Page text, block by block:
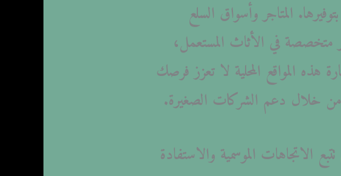
المتاجر وأسواق السلع
متخصصة في الأثاث المستعمل،
هذه المواقع المحلية لا تعزز فرصك
من خلال دعم الشركات الصغيرة.
تتبع الاتجاهات الموسمية والاستفادة